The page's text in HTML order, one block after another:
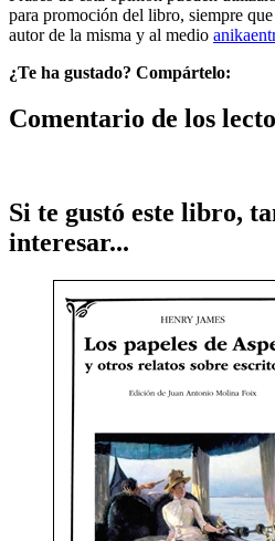
para promoción del libro, siempre
autor de la misma y al medio
¿Te ha gustado? Compártelo:
Comentario de los
Si te gustó este libro,
interesar...